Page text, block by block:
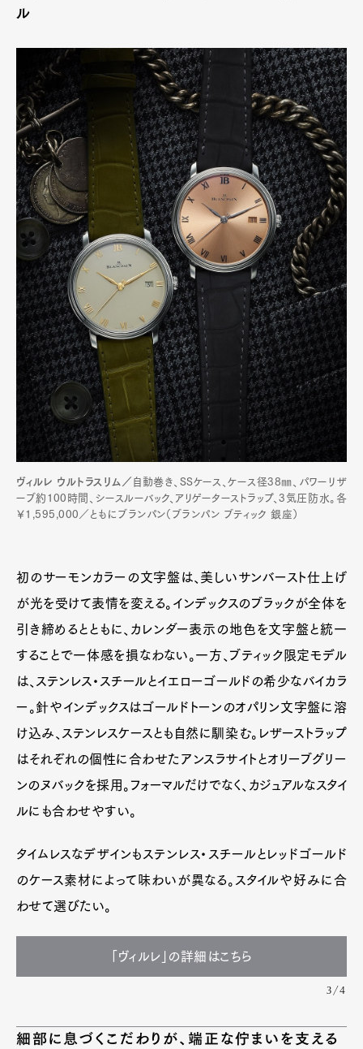
ル
ヴィルレ ウルトラスリム／ 自動巻き、SSケース、ケース径38㎜、パワーリザ
ーブ約100時間、シースルーバック、アリゲーターストラップ、3気圧防水。各
￥1,595,000／ともにブランパン（ブランパン ブティック 銀座）
初のサーモンカラーの文字盤は、美しいサンバースト仕上げ
が光を受けて表情を変える。インデックスのブラックが全体を
引き締めるとともに、カレンダー表示の地色を文字盤と統一
することで一体感を損なわない。一方、ブティック限定モデル
は、ステンレス・スチールとイエローゴールドの希少なバイカラ
ー。針やインデックスはゴールドトーンのオパリン文字盤に溶
け込み、ステンレスケースとも自然に馴染む。レザーストラップ
はそれぞれの個性に合わせたアンスラサイトとオリーブグリー
ンのヌバックを採用。フォーマルだけでなく、カジュアルなスタイ
ルにも合わせやすい。
タイムレスなデザインもステンレス・スチールとレッドゴールド
のケース素材によって味わいが異なる。スタイルや好みに合
わせて選びたい。
「ヴィルレ」の詳細はこちら
3/4
細部に息づくこだわりが、端正な佇まいを支える